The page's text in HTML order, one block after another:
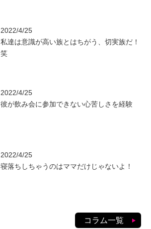
2022/4/25
私達は意識が高い族とはちがう、切実族だ！
笑
2022/4/25
彼が飲み会に参加できない心苦しさを経験
2022/4/25
寝落ちしちゃうのはママだけじゃないよ！
コラム一覧